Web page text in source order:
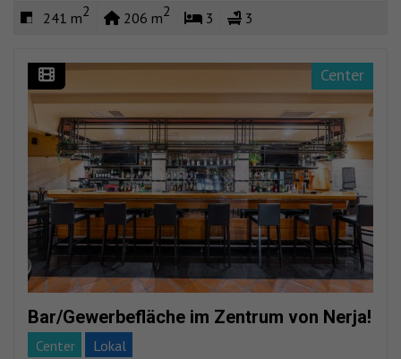
241 m2 206 m2 3 3
Center
Bar/Gewerbefläche im Zentrum von Nerja!
Center
Lokal